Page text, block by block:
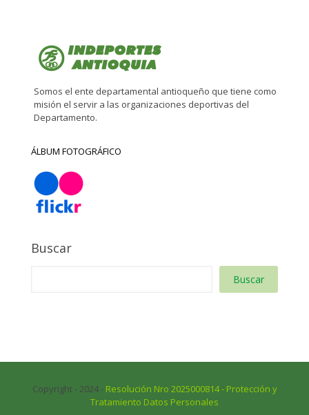
Somos el ente departamental antioqueño que tiene como
misión el servir a las organizaciones deportivas del
Departamento.
ÁLBUM FOTOGRÁFICO
Buscar
Buscar
Copyright - 2024 - Resolución Nro 2025000814 - Protección y
Tratamiento Datos Personales